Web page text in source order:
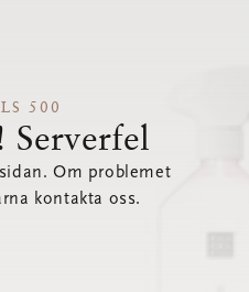
500
Serverfel
Om problemet
kontakta oss.